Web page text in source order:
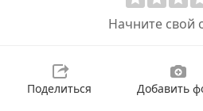
Начните свой
Поделиться Добавить